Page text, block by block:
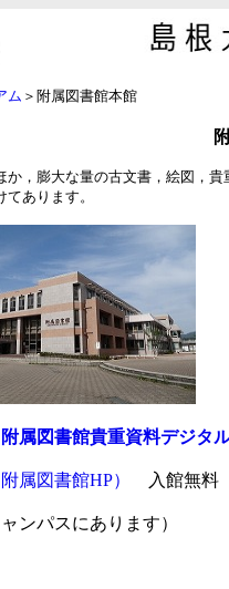
ム ＞附属図書館本館
か，膨大な量の古文書，絵図，
あります。
属図書館貴重資料デジタ
属図書館HP） 入館無料
ンパスにあります）